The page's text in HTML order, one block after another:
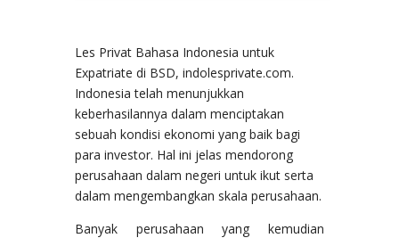
Les Privat Bahasa Indonesia untuk
Expatriate di BSD, indolesprivate.com.
Indonesia telah menunjukkan
keberhasilannya dalam menciptakan
sebuah kondisi ekonomi yang baik bagi
para investor. Hal ini jelas mendorong
perusahaan dalam negeri untuk ikut serta
dalam mengembangkan skala perusahaan.
Banyak perusahaan yang kemudian